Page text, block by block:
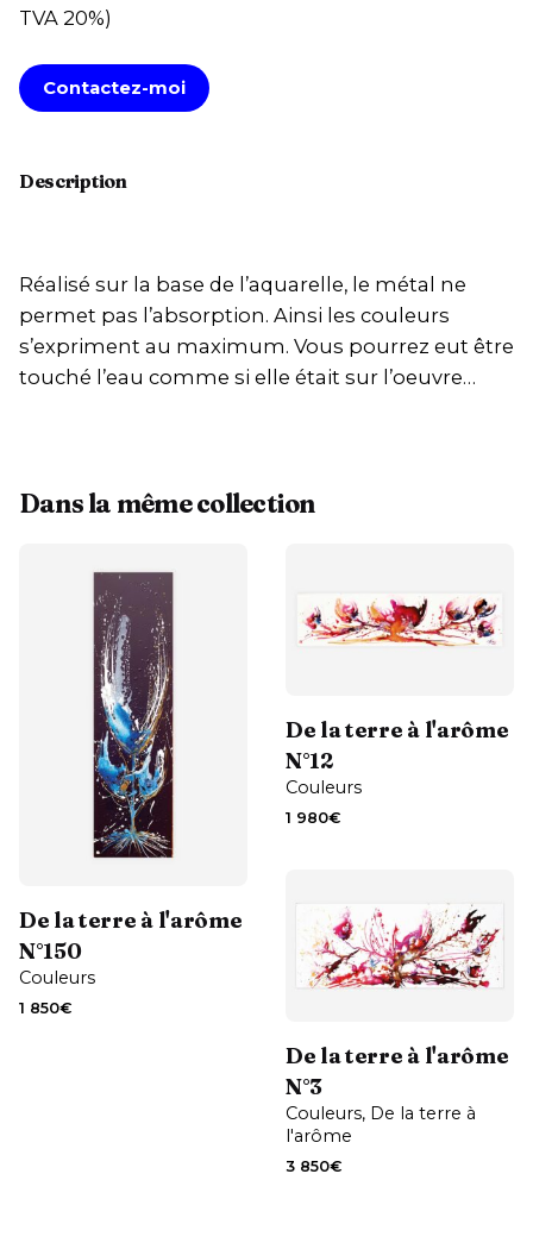
TVA 20%)
Contactez-moi
Description
Réalisé sur la base de l’aquarelle, le métal ne
permet pas l’absorption. Ainsi les couleurs
s’expriment au maximum. Vous pourrez eut être
touché l’eau comme si elle était sur l’oeuvre…
Dans la même collection
Contactez-moi
De la terre à l'arôme
N°150
Couleurs
1 850€
De la terre à l'arôme
N°12
Couleurs
1 980€
Contactez-moi
De la terre à l'arôme
N°3
Couleurs De la terre à
l'arôme
3 850€